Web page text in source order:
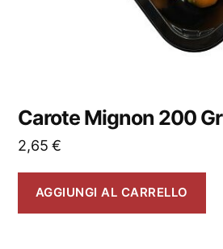
Carote Mignon 200 Gr
2,65€
AGGIUNGI AL CARRELLO